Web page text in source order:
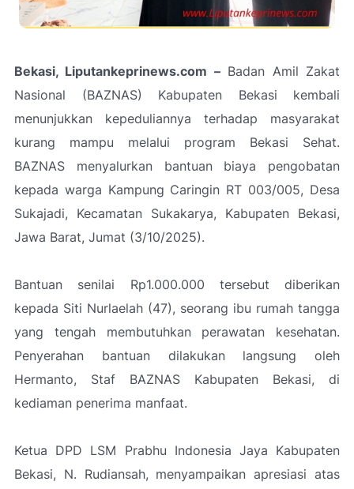
Bekasi, Liputankeprinews.com –Badan Amil Zakat
Nasional (BAZNAS) Kabupaten Bekasi kembali
menunjukkan kepeduliannya terhadap masyarakat
kurang mampu melalui program Bekasi Sehat.
BAZNAS menyalurkan bantuan biaya pengobatan
kepada warga Kampung Caringin RT 003/005, Desa
Sukajadi, Kecamatan Sukakarya, Kabupaten Bekasi,
Jawa Barat, Jumat (3/10/2025).
Bantuan senilai Rp1.000.000 tersebut diberikan
kepada Siti Nurlaelah (47), seorang ibu rumah tangga
yang tengah membutuhkan perawatan kesehatan.
Penyerahan bantuan dilakukan langsung oleh
Hermanto, Staf BAZNAS Kabupaten Bekasi, di
kediaman penerima manfaat.
Ketua DPD LSM Prabhu Indonesia Jaya Kabupaten
Bekasi, N. Rudiansah, menyampaikan apresiasi atas